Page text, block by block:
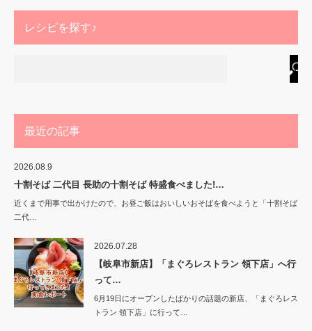
レシピを探す♪
最近の記事
2026.08.9
十割そば 二代目 長助の十割そば 特盛食べました!…
近くまで用事で出かけたので、お昼ご飯はおいしいおそばを食べようと「十割そば
二代…
2026.07.28
【岐阜市新店】「まぐろレストラン 領下店」へ行
って…
6月19日にオープンしたばかりの話題の新店、「まぐろレス
トラン 領下店」に行って…